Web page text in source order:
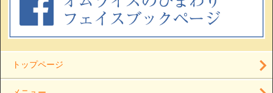
トップページ